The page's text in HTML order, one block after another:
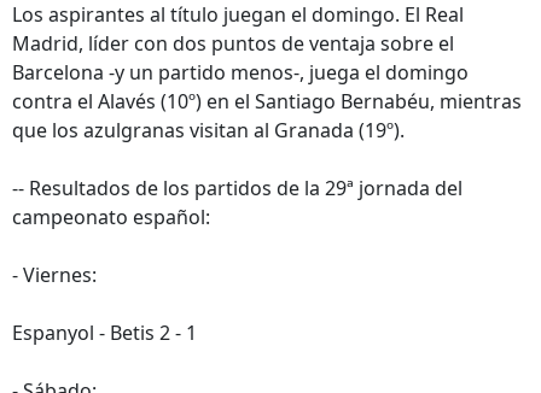
Los aspirantes al título juegan el domingo. El Real
Madrid, líder con dos puntos de ventaja sobre el
Barcelona -y un partido menos-, juega el domingo
contra el Alavés (10º) en el Santiago Bernabéu, mientras
que los azulgranas visitan al Granada (19º).
-- Resultados de los partidos de la 29ª jornada del
campeonato español:
- Viernes:
Espanyol - Betis 2 - 1